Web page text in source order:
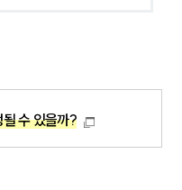
수 있을까?